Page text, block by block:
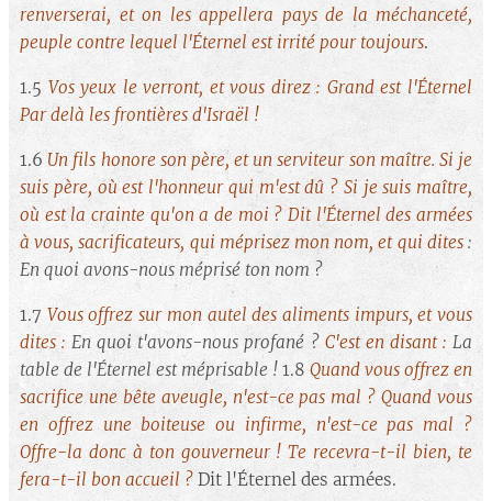
renverserai, et on les appellera pays de la méchanceté,
peuple contre lequel l'Éternel est irrité pour toujours.
1.5 Vos yeux le verront, et vous direz : Grand est l'Éternel
Par delà les frontières d'Israël !
1.6Un fils honore son père, et un serviteur son maître. Si je
suis père, où est l'honneur qui m'est dû ? Si je suis maître,
où est la crainte qu'on a de moi ? Dit l'Éternel des armées
à vous, sacrificateurs, qui méprisez mon nom, et qui dites:
En quoi avons-nous méprisé ton nom ?
1.7 Vous offrez sur mon autel des aliments impurs, et vous
dites :En quoi t'avons-nous profané ? C'est en disant :La
table de l'Éternel est méprisable ! 1.8 Quand vous offrez en
sacrifice une bête aveugle, n'est-ce pas mal ? Quand vous
en offrez une boiteuse ou infirme, n'est-ce pas mal ?
Offre-la donc à ton gouverneur ! Te recevra-t-il bien, te
fera-t-il bon accueil ? Dit l'Éternel des armées.